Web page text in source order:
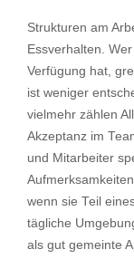
Strukturen am
Essverhalten.
Verfügung hat,
ist weniger
vielmehr zählen
Akzeptanz im
und Mitarbeiter
wenn sie Teil
tägliche
als gut gemeinte